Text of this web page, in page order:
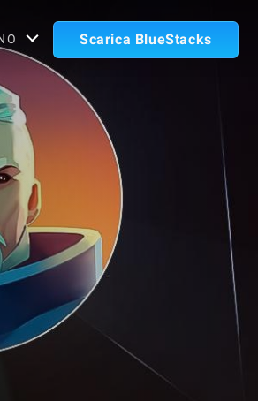
Scarica BlueStacks